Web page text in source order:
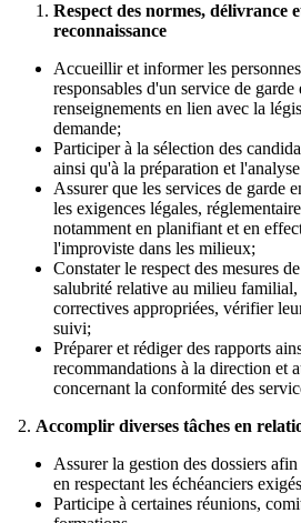
Respect des normes, délivrance
reconnaissance
Accueillir et informer les
responsables d'un service de
renseignements en lien avec la
demande;
Participer à la sélection des
ainsi qu'à la préparation et
Assurer que les services de garde
les exigences légales,
notamment en planifiant et en
l'improviste dans les milieux;
Constater le respect des mesures
salubrité relative au milieu familial,
correctives appropriées, vérifier
suivi;
Préparer et rédiger des rapports
recommandations à la direction et
concernant la conformité des
2. Accomplir diverses tâches en
Assurer la gestion des dossiers
en respectant les échéanciers
Participe à certaines réunions,